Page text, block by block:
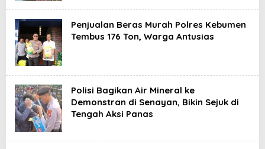
Penjualan Beras Murah Polres Kebumen
Tembus 176 Ton, Warga Antusias
Polisi Bagikan Air Mineral ke
Demonstran di Senayan, Bikin Sejuk di
Tengah Aksi Panas